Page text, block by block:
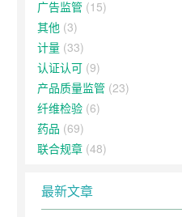
广告监管 (15)
其他 (3)
计量 (33)
认证认可 (9)
产品质量监管 (23)
纤维检验 (6)
药品 (69)
联合规章 (48)
最新文章